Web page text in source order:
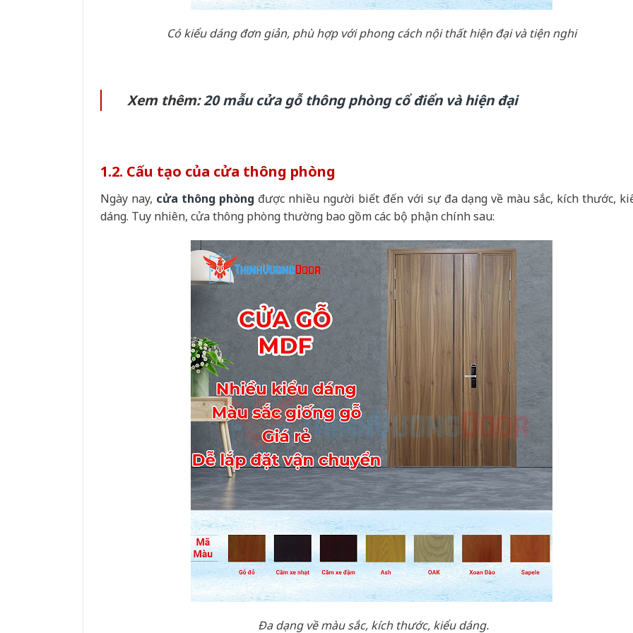
Có kiểu dáng đơn giản, phù hợp với phong cách nội thất hiện đại và tiện nghi
Xem thêm:20 mẫu cửa gỗ thông phòng cổ điển và hiện đại
1.2. Cấu tạo của cửa thông phòng
Ngày nay, cửa thông phòng được nhiều người biết đến với sự đa dạng về màu sắc, kích thước,
dáng. Tuy nhiên, cửa thông phòng thường bao gồm các bộ phận chính sau:
Đa dạng về màu sắc, kích thước, kiểu dáng.